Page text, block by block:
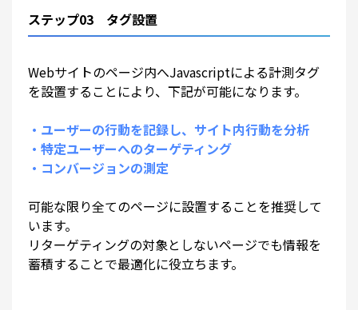
ステップ03 タグ設置
Webサイトのページ内へJavascriptによる計測タグ
を設置することにより、下記が可能になります。
・ユーザーの行動を記録し、サイト内行動を分析
・特定ユーザーへのターゲティング
・コンバージョンの測定
可能な限り全てのページに設置することを推奨して
います。
リターゲティングの対象としないページでも情報を
蓄積することで最適化に役立ちます。